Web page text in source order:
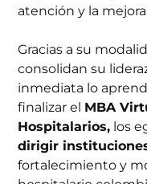
atención y la
Gracias a su
consolidan su
inmediata lo
finalizar el MBA
Hospitalarios, los
dirigir
fortalecimiento y